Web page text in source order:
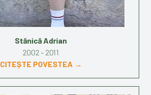
Stănică Adrian
2002 - 2011
CITEȘTE POVESTEA →